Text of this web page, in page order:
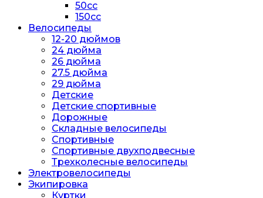
50cc
150cc
Велосипеды
12-20 дюймов
24 дюйма
26 дюйма
27.5 дюйма
29 дюйма
Детские
Детские спортивные
Дорожные
Складные велосипеды
Спортивные
Спортивные двухподвесные
Трехколесные велосипеды
Электровелосипеды
Экипировка
Куртки